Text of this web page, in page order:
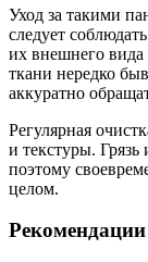
Уход за такими
следует
их внешнего
ткани нередко
аккуратно
Регулярная
и текстуры.
поэтому
целом.